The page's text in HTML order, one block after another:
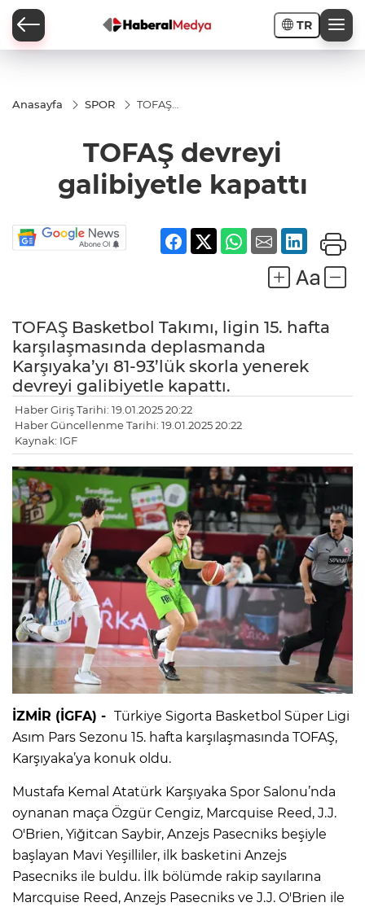
TR
Anasayfa SPOR
TOFAŞ
kapattı
TOFAŞ devreyi
galibiyetle kapattı
TOFAŞ Basketbol Takımı, ligin 15. hafta
karşılaşmasında deplasmanda
Karşıyaka’yı 81-93’lük skorla yenerek
devreyi galibiyetle kapattı.
Haber Giriş Tarihi: 19.01.2025 20:22
Haber Güncellenme Tarihi: 19.01.2025 20:22
Kaynak: IGF
İZMİR (İGFA) - Türkiye Sigorta Basketbol Süper Ligi
Asım Pars Sezonu 15. hafta karşılaşmasında TOFAŞ,
Karşıyaka’ya konuk oldu.
Mustafa Kemal Atatürk Karşıyaka Spor Salonu’nda
oynanan maça Özgür Cengiz, Marcquise Reed, J.J.
O'Brien, Yiğitcan Saybir, Anzejs Pasecniks beşiyle
başlayan Mavi Yeşilliler, ilk basketini Anzejs
Pasecniks ile buldu. İlk bölümde rakip sayılarına
Marcquise Reed, Anzejs Pasecniks ve J.J. O'Brien ile